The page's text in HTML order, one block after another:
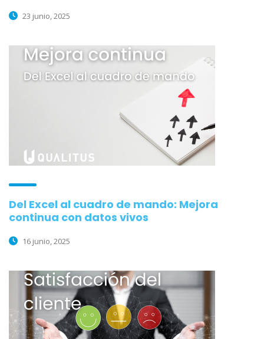
23 junio, 2025
Del Excel al cuadro de mando: Mejora
continua con datos vivos
16 junio, 2025